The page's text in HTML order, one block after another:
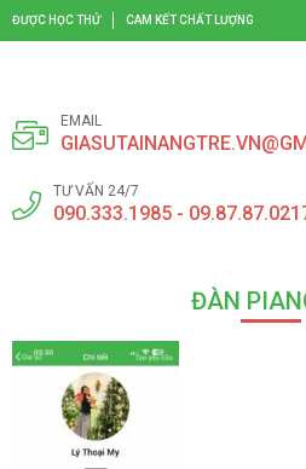
ĐƯỢC HỌC THỬ CAM KẾT CHẤT LƯỢNG
EMAIL
TƯ VẤN 24/7
090.333.1985 -
ĐÀN